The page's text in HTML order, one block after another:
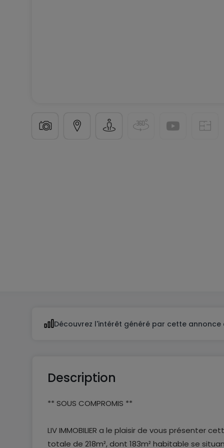
Découvrez l'intérêt généré par cette
Description
** SOUS COMPROMIS **
LIV IMMOBILIER a le plaisir de vous présenter
totale de 218m², dont 183m² habitable se